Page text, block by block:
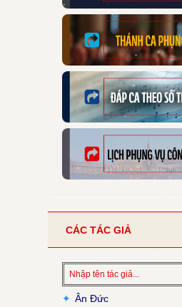
CÁC TÁC GIẢ
✦ Ân Đức